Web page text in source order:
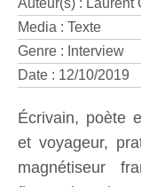
Media : Texte
Genre : Interview
Date : 12/10/2019
Écrivain, poète
et voyageur,
magnétiseur